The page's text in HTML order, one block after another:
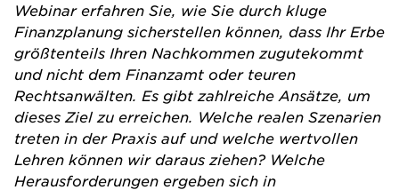
Webinar erfahren Sie, wie Sie durch kluge
Finanzplanung sicherstellen können, dass Ihr Erbe
größtenteils Ihren Nachkommen zugutekommt
und nicht dem Finanzamt oder teuren
Rechtsanwälten. Es gibt zahlreiche Ansätze, um
dieses Ziel zu erreichen. Welche realen Szenarien
treten in der Praxis auf und welche wertvollen
Lehren können wir daraus ziehen? Welche
Herausforderungen ergeben sich in